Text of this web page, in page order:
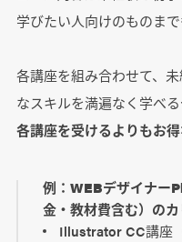
学びたい人向けのものまで
各講座を組み合わせて、
なスキルを満遍なく学べ
各講座を受けるよりもお得
例：WEBデザイナー
金・教材費含む）の
Illustrator CC講座